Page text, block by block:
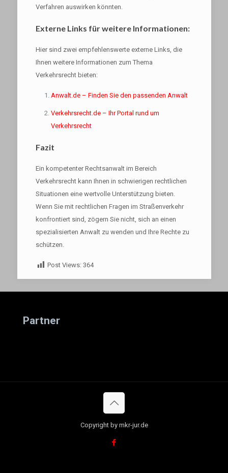
Verfahren auswirken könnten.
Externe Links für weitere Informationen:
Hier sind zwei empfehlenswerte externe Links, die
Ihnen weitere Informationen zum Thema
Verkehrsrecht bieten:
Anwalt.de – Finden Sie den passenden Anwalt
Verkehrsrecht.de – Ihr Portal rund um
Verkehrsrecht
Fazit
Ein kompetenter Rechtsanwalt im Bereich
Verkehrsrecht kann Ihnen in schwierigen rechtlichen
Situationen eine wertvolle Unterstützung bieten.
Wenn Sie mit rechtlichen Fragen im Straßenverkehr
konfrontiert sind, zögern Sie nicht, sich an einen
spezialisierten Anwalt zu wenden und Ihre Rechte zu
schützen.
Post Views: 364
Partner
Copyright by mkr-jur.de